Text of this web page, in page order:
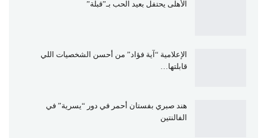
الأهلى يحتفل بعيد الحب بـ”قبلة”
الإعلامية “آية فؤاد” من أحسن الشخصيات اللي
قابلتها…
هند صبري بفستان أحمر في دور “يسرية” في
الفالنتين